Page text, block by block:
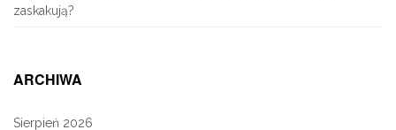
zaskakują?
ARCHIWA
Sierpień 2026